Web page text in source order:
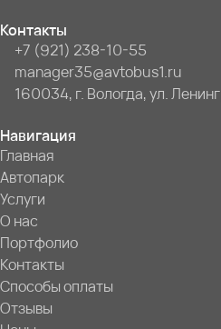
Контакты
+7 (921) 238-10-55
manager35@avtobus1.ru
160034, г. Вологда, ул.
Навигация
Главная
Автопарк
Услуги
О нас
Портфолио
Контакты
Способы оплаты
Отзывы